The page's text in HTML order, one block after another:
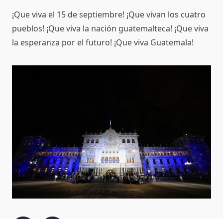
¡Que viva el 15 de septiembre! ¡Que vivan los cuatro
pueblos! ¡Que viva la nación guatemalteca! ¡Que viva
la esperanza por el futuro! ¡Que viva Guatemala!